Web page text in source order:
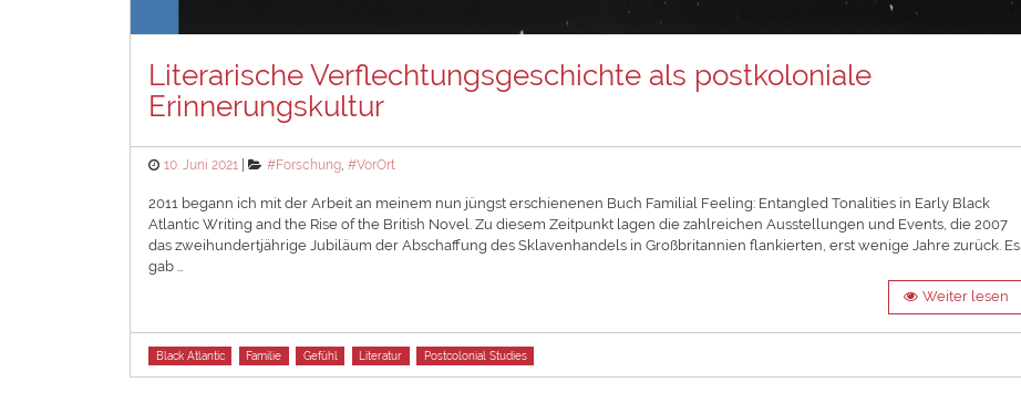
Literarische Verflechtungsgeschichte als postkoloniale
Erinnerungskultur
Posted
10. Juni 2021 Categories
#Forschung,#VorOrt
2011 begann ich mit der Arbeit an meinem nun jüngst erschienenen Buch Familial Feeling: Entangled Tonalities in Early Black
Atlantic Writing and the Rise of the British Novel. Zu diesem Zeitpunkt lagen die zahlreichen Ausstellungen und Events, die 2007
das zweihundertjährige Jubiläum der Abschaffung des Sklavenhandels in Großbritannien flankierten, erst wenige Jahre zurück. Es
gab …
Weiter lesen
Tags
Black Atlantic Familie Gefühl Literatur Postcolonial Studies